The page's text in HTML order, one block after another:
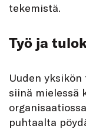
tekemistä.
Työ ja
Uuden
siinä mielessä
puhtaalta